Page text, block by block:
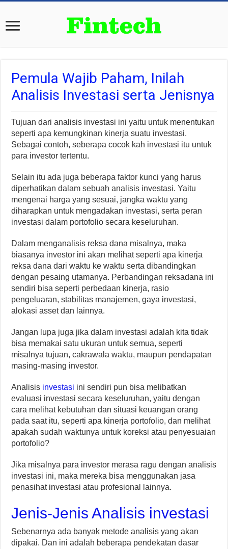
Pemula Wajib Paham, Inilah
Analisis Investasi serta Jenisnya
Tujuan dari analisis investasi ini yaitu untuk menentukan
seperti apa kemungkinan kinerja suatu investasi.
Sebagai contoh, seberapa cocok kah investasi itu untuk
para investor tertentu.
Selain itu ada juga beberapa faktor kunci yang harus
diperhatikan dalam sebuah analisis investasi. Yaitu
mengenai harga yang sesuai, jangka waktu yang
diharapkan untuk mengadakan investasi, serta peran
investasi dalam portofolio secara keseluruhan.
Dalam menganalisis reksa dana misalnya, maka
biasanya investor ini akan melihat seperti apa kinerja
reksa dana dari waktu ke waktu serta dibandingkan
dengan pesaing utamanya. Perbandingan reksadana ini
sendiri bisa seperti perbedaan kinerja, rasio
pengeluaran, stabilitas manajemen, gaya investasi,
alokasi asset dan lainnya.
Jangan lupa juga jika dalam investasi adalah kita tidak
bisa memakai satu ukuran untuk semua, seperti
misalnya tujuan, cakrawala waktu, maupun pendapatan
masing-masing investor.
Analisis investasi ini sendiri pun bisa melibatkan
evaluasi investasi secara keseluruhan, yaitu dengan
cara melihat kebutuhan dan situasi keuangan orang
pada saat itu, seperti apa kinerja portofolio, dan melihat
apakah sudah waktunya untuk koreksi atau penyesuaian
portofolio?
Jika misalnya para investor merasa ragu dengan analisis
investasi ini, maka mereka bisa menggunakan jasa
penasihat investasi atau profesional lainnya.
Jenis-Jenis Analisis investasi
Sebenarnya ada banyak metode analisis yang akan
dipakai. Dan ini adalah beberapa pendekatan dasar